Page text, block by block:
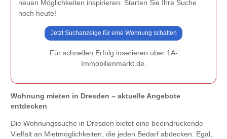
neuen Möglichkeiten inspirieren. Starten Sie Ihre Suche
noch heute!
Jetzt Suchanzeige für eine Wohnung schalten
Für schnellen Erfolg inserieren über 1A-
Immobilienmarkt.de.
Wohnung mieten in Dresden – aktuelle Angebote
entdecken
Die Wohnungssuche in Dresden bietet eine beeindruckende
Vielfalt an Mietmöglichkeiten, die jeden Bedarf abdecken. Egal,